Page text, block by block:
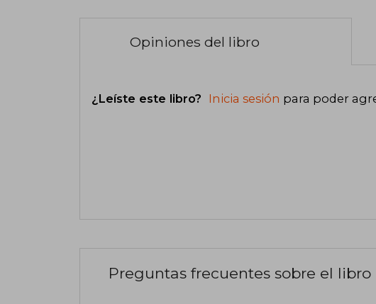
Opiniones del libro
¿Leíste este libro? Inicia sesión para poder
Preguntas frecuentes sobre el libro